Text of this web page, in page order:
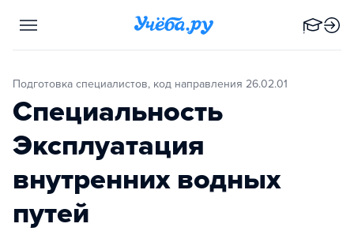
Подготовка специалистов, код направления 26.02.01
Специальность
Эксплуатация
внутренних водных
путей